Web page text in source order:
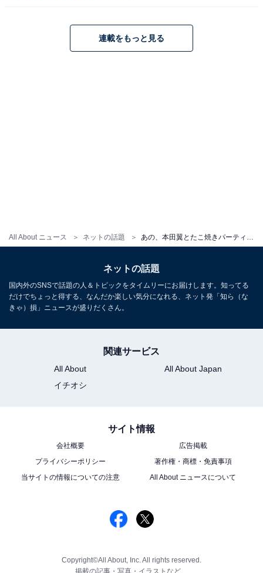
All About ニュース ネットの話題 あの、本田翼とたこ焼きパーティーを楽しむ仲良しショット公開！ 「天使かわいい、！！」「最強コンビ」
連載をもっと見る
ネットの話題
国内外のSNSで話題の人＆トピックをタイムリーにお届けします。知ってる
だけでちょっと得する、なんだか楽しい気分になれる、ネット発「知ら（な
きゃ）損」ニュースが盛りだくさん。
関連サービス
All About
All About Japan
イチオシ
サイト情報
会社概要
広告掲載
プライバシーポリシー
著作権・商標・免責事項
当サイトの情報についての注意
All About ニュースについて
Copyright©All About, Inc. All rights reserved.